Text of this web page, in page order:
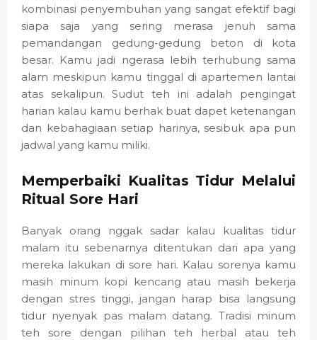
kombinasi penyembuhan yang sangat efektif bagi
siapa saja yang sering merasa jenuh sama
pemandangan gedung-gedung beton di kota
besar. Kamu jadi ngerasa lebih terhubung sama
alam meskipun kamu tinggal di apartemen lantai
atas sekalipun. Sudut teh ini adalah pengingat
harian kalau kamu berhak buat dapet ketenangan
dan kebahagiaan setiap harinya, sesibuk apa pun
jadwal yang kamu miliki.
Memperbaiki Kualitas Tidur Melalui
Ritual Sore Hari
Banyak orang nggak sadar kalau kualitas tidur
malam itu sebenarnya ditentukan dari apa yang
mereka lakukan di sore hari. Kalau sorenya kamu
masih minum kopi kencang atau masih bekerja
dengan stres tinggi, jangan harap bisa langsung
tidur nyenyak pas malam datang. Tradisi minum
teh sore dengan pilihan teh herbal atau teh